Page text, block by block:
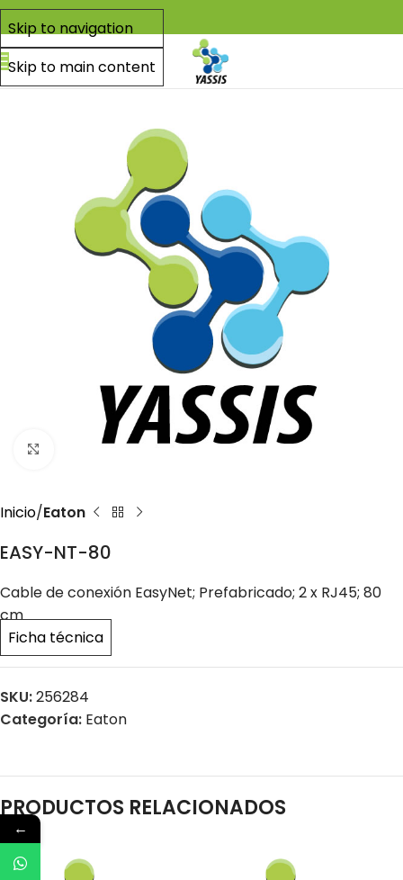
Skip to navigation
Skip to main content
Click to enlarge
Inicio Eaton
EASY-NT-80
Cable de conexión EasyNet; Prefabricado; 2 x RJ45; 80
cm
Ficha técnica
SKU:256284
Categoría: Eaton
PRODUCTOS RELACIONADOS
←